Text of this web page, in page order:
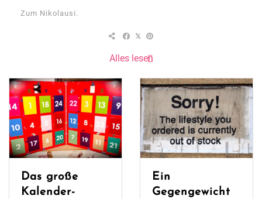
Zum Nikolausi.
Alles lesen
Das große
Kalender-
Ein
Gegengewicht